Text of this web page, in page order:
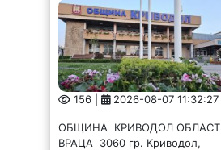
156 | 2026-08-07 11:32:27
ОБЩИНА КРИВОДОЛ ОБЛАСТ
ВРАЦА 3060 гр. Криводол,